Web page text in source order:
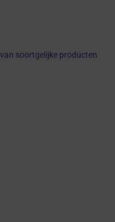
van soortgelijke producten